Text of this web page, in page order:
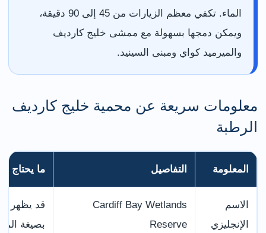
الماء. تكفي معظم الزيارات من 45 إلى 90 دقيقة،
ويمكن دمجها بسهولة مع ممشى خليج كارديف
والميرميد كواي ومبنى السينيد.
معلومات سريعة عن محمية خليج كارديف
الرطبة
المعلومة التفاصيل ما يحتاج
الاسم
الإنجليزي
Cardiff Bay Wetlands
Reserve
بصيغة